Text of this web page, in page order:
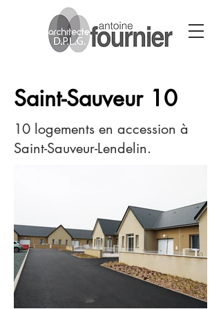
Saint-Sauveur 10
10 logements en accession à
Saint-Sauveur-Lendelin.